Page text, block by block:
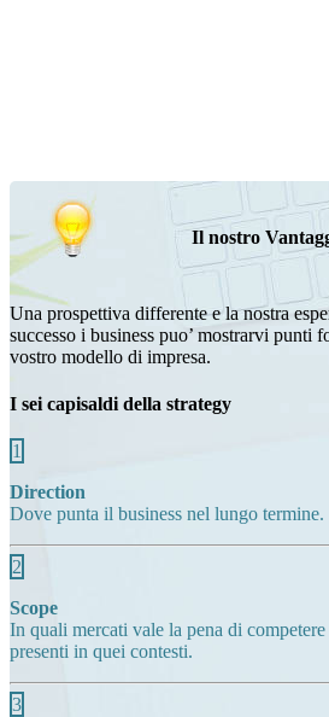
Il nostro
Una prospettiva differente e la nostra
successo i business puo’ mostrarvi punti
vostro modello di impresa.
I sei capisaldi della strategy
1
Direction
Dove punta il business nel lungo termine.
2
Scope
In quali mercati vale la pena di
presenti in quei contesti.
3